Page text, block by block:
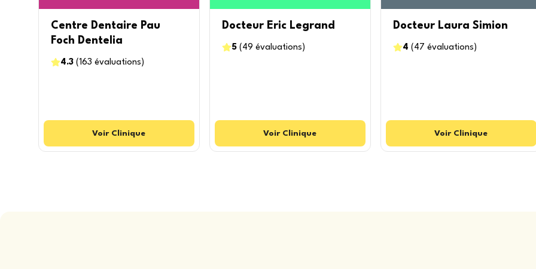
Centre Dentaire Pau
Foch Dentelia
4.3 (163 évaluations )
Voir Clinique
Docteur Eric Legrand
5( 49 évaluations )
Voir Clinique
Docteur Laura Simion
4 ( 47 évaluations )
Voir Clinique